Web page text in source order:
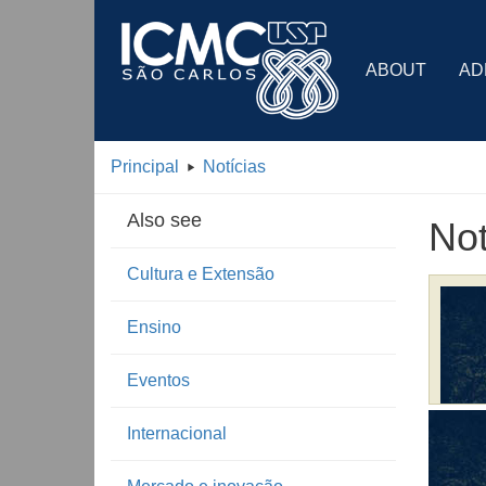
ABOUT
Principal Notícias
Also see
Cultura e Extensão
Ensino
Eventos
Internacional